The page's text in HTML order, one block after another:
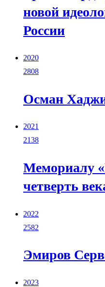
новой
России
2020
2808
Осман
2021
2138
Мемориалу
четверть
2022
2582
Эмиров
2023